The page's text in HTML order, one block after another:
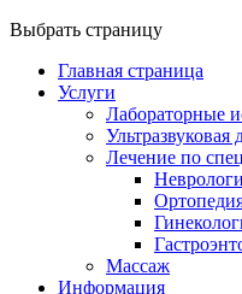
Выбрать страницу
Главная страница
Услуги
Лабораторные
Лечение по
Массаж
Информация